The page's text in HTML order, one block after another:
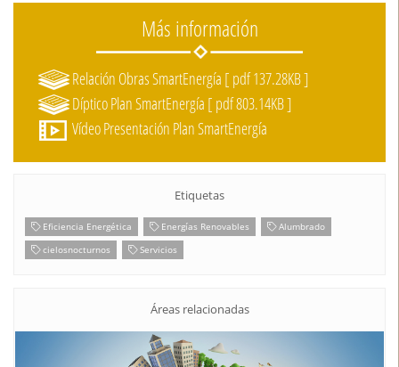
Más información
Relación Obras SmartEnergía [ pdf 137.28KB ]
Díptico Plan SmartEnergía [ pdf 803.14KB ]
Vídeo Presentación Plan SmartEnergía
Etiquetas
Eficiencia Energética Energías Renovables
Alumbrado
cielosnocturnos
Servicios
Áreas relacionadas